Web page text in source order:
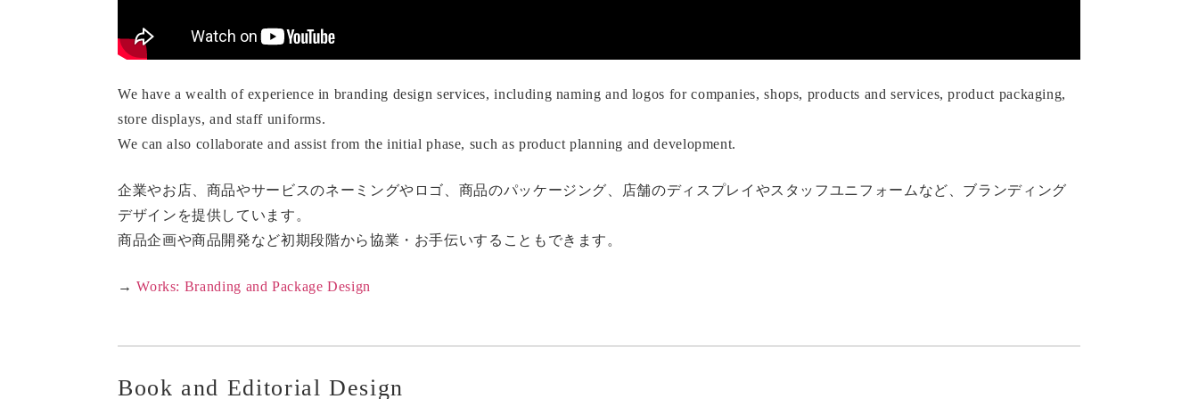
We have a wealth of experience in branding design services, including naming and logos for companies, shops, products and services, product packaging,
store displays, and staff uniforms.
We can also collaborate and assist from the initial phase, such as product planning and development.
企業やお店、商品やサービスのネーミングやロゴ、商品のパッケージング、店舗のディスプレイやスタッフユニフォームなど、ブランディング
デザインを提供しています。
商品企画や商品開発など初期段階から協業・お手伝いすることもできます。
→Works: Branding and Package Design
Book and Editorial Design